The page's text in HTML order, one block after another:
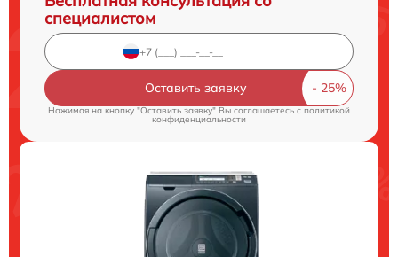
специалистом
Оставить заявку
Нажимая на кнопку "Оставить заявку" Вы соглашаетесь cполитикой
конфиденциальности